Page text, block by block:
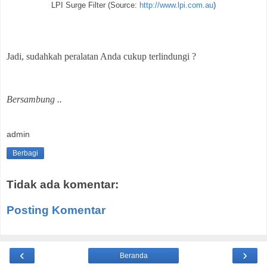
LPI Surge Filter (Source: http://www.lpi.com.au)
Jadi, sudahkah peralatan Anda cukup terlindungi ?
Bersambung ..
admin
Berbagi
Tidak ada komentar:
Posting Komentar
‹ ›
Beranda